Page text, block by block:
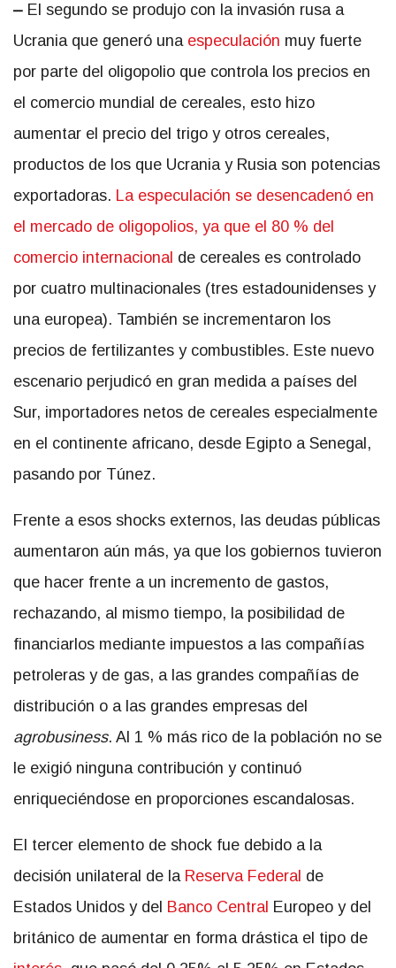
– El segundo se produjo con la invasión rusa a
Ucrania que generó una especulación muy fuerte
por parte del oligopolio que controla los precios en
el comercio mundial de cereales, esto hizo
aumentar el precio del trigo y otros cereales,
productos de los que Ucrania y Rusia son potencias
exportadoras. La especulación se desencadenó en
el mercado de oligopolios, ya que el 80 % del
comercio internacional de cereales es controlado
por cuatro multinacionales (tres estadounidenses y
una europea). También se incrementaron los
precios de fertilizantes y combustibles. Este nuevo
escenario perjudicó en gran medida a países del
Sur, importadores netos de cereales especialmente
en el continente africano, desde Egipto a Senegal,
pasando por Túnez.
Frente a esos shocks externos, las deudas públicas
aumentaron aún más, ya que los gobiernos tuvieron
que hacer frente a un incremento de gastos,
rechazando, al mismo tiempo, la posibilidad de
financiarlos mediante impuestos a las compañías
petroleras y de gas, a las grandes compañías de
distribución o a las grandes empresas del
agrobusiness. Al 1 % más rico de la población no se
le exigió ninguna contribución y continuó
enriqueciéndose en proporciones escandalosas.
El tercer elemento de shock fue debido a la
decisión unilateral de la Reserva Federal de
Estados Unidos y del Banco Central Europeo y del
británico de aumentar en forma drástica el tipo de